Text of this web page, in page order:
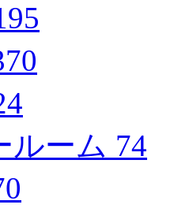
ルーム 74